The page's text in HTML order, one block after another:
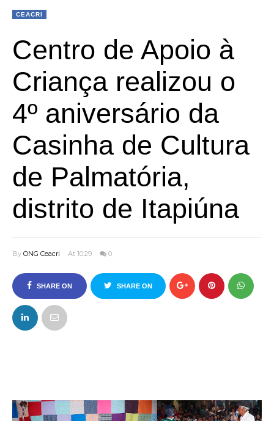
CEACRI
Centro de Apoio à
Criança realizou o
4º aniversário da
Casinha de Cultura
de Palmatória,
distrito de Itapiúna
By ONG Ceacri At 10:29 0
SHARE ON
FACEBOOK
SHARE ON